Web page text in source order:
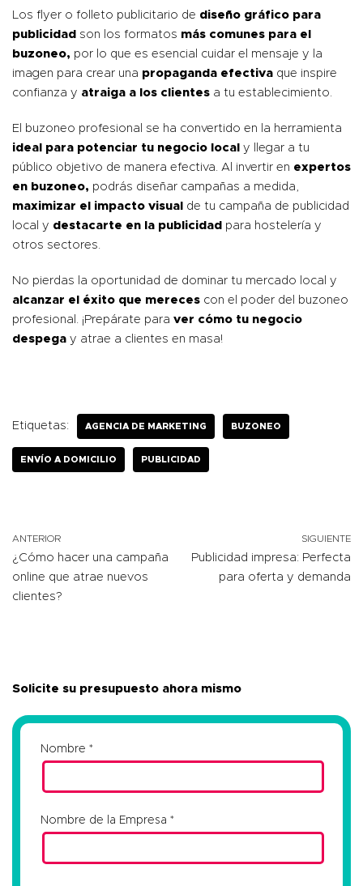
Los flyer o folleto publicitario de diseño gráfico para
publicidad son los formatos más comunes para el
buzoneo, por lo que es esencial cuidar el mensaje y la
imagen para crear una propaganda efectiva que inspire
confianza y atraiga a los clientes a tu establecimiento.
El buzoneo profesional se ha convertido en la herramienta
ideal para potenciar tu negocio local y llegar a tu
público objetivo de manera efectiva. Al invertir en expertos
en buzoneo, podrás diseñar campañas a medida,
maximizar el impacto visual de tu campaña de publicidad
local y destacarte en la publicidad para hostelería y
otros sectores.
No pierdas la oportunidad de dominar tu mercado local y
alcanzar el éxito que mereces con el poder del buzoneo
profesional. ¡Prepárate para ver cómo tu negocio
despega y atrae a clientes en masa!
Etiquetas: AGENCIA DE MARKETING BUZONEO
ENVÍO A DOMICILIO PUBLICIDAD
ANTERIOR
¿Cómo hacer una campaña
online que atrae nuevos
clientes?
SIGUIENTE
Publicidad impresa: Perfecta
para oferta y demanda
Solicite su presupuesto ahora mismo
Nombre
Nombre de la Empresa